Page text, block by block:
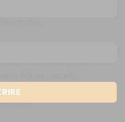
les âmes qui se
bijoux textuels :
sortir ».